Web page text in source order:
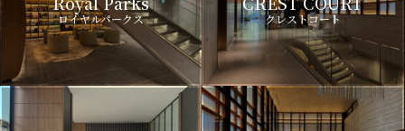
ロイヤルパークス クレストコート